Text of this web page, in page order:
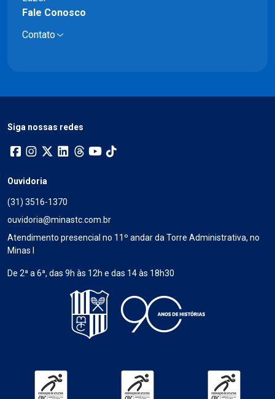
Fale Conosco
Contato
Siga nossas redes
Ouvidoria
(31) 3516-1370
ouvidoria@minastc.com.br
Atendimento presencial no 11º andar da Torre Administrativa, no
Minas I
De 2ª a 6ª, das 9h às 12h e das 14 às 18h30